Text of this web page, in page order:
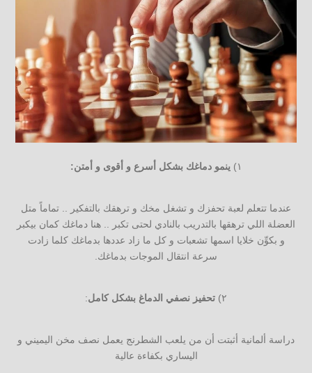
١) ينمو دماغك بشكل أسرع و أقوى و أمتن:
عندما تتعلم لعبة تحفزك و تشغل مخك و ترهقك بالتفكير .. تماماً متل
العضلة اللي ترهقها بالتدريب بالنادي لحتى تكبر .. هنا دماغك كمان بيكبر
و بكوِّن خلايا اسمها تشعبات و كل ما زاد عددها بدماغك كلما زادت
سرعة انتقال الموجات بدماغك.
٢) تحفيز نصفي الدماغ بشكل كامل:
دراسة ألمانية أثبتت أن من يلعب الشطرنج يعمل نصف مخن اليميني و
اليساري بكفاءة عالية